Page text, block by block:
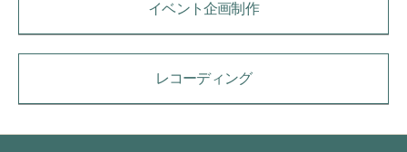
イベント企画制作
レコーディング